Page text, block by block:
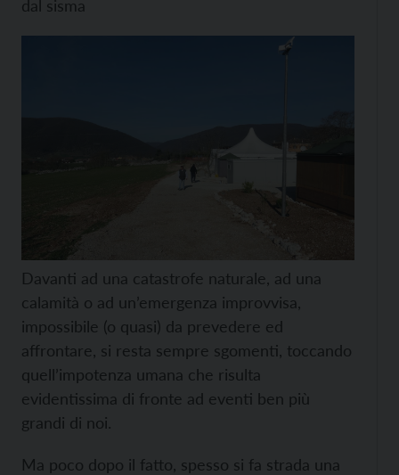
dal sisma
Davanti ad una catastrofe naturale, ad una
calamità o ad un’emergenza improvvisa,
impossibile (o quasi) da prevedere ed
affrontare, si resta sempre sgomenti, toccando
quell’impotenza umana che risulta
evidentissima di fronte ad eventi ben più
grandi di noi.
Ma poco dopo il fatto, spesso si fa strada una